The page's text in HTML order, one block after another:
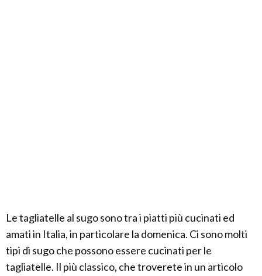
Le tagliatelle al sugo sono tra i piatti più cucinati ed
amati in Italia, in particolare la domenica. Ci sono molti
tipi di sugo che possono essere cucinati per le
tagliatelle. Il più classico, che troverete in un articolo